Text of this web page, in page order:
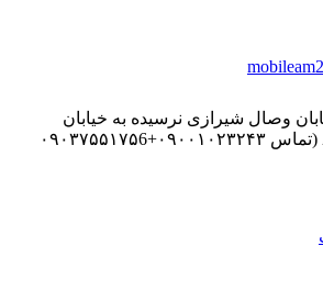
وصال شیرازی نرسیده به خیابان